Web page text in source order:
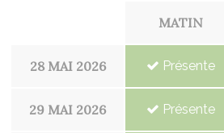
MATIN
28 MAI 2026 Présente
29 MAI 2026 Présente